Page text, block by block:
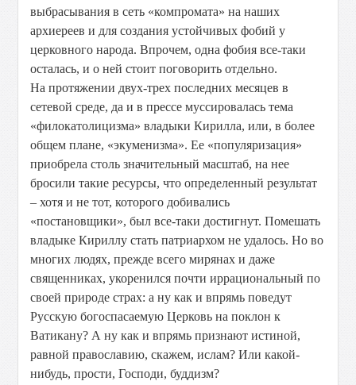
выбрасывания в сеть «компромата» на наших
архиереев и для создания устойчивых фобий у
церковного народа. Впрочем, одна фобия все-таки
осталась, и о ней стоит поговорить отдельно.
На протяжении двух-трех последних месяцев в
сетевой среде, да и в прессе муссировалась тема
«филокатолицизма» владыки Кирилла, или, в более
общем плане, «экуменизма». Ее «популяризация»
приобрела столь значительный масштаб, на нее
бросили такие ресурсы, что определенный результат
– хотя и не тот, которого добивались
«постановщики», был все-таки достигнут. Помешать
владыке Кириллу стать патриархом не удалось. Но во
многих людях, прежде всего мирянах и даже
священниках, укоренился почти иррациональный по
своей природе страх: а ну как и впрямь поведут
Русскую богоспасаемую Церковь на поклон к
Ватикану? А ну как и впрямь признают истиной,
равной православию, скажем, ислам? Или какой-
нибудь, прости, Господи, буддизм?